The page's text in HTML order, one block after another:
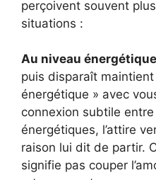
perçoivent souvent
situations :
Au niveau énergétique
puis disparaît
énergétique » avec
connexion subtile
énergétiques, l’attire
raison lui dit de partir.
signifie pas couper